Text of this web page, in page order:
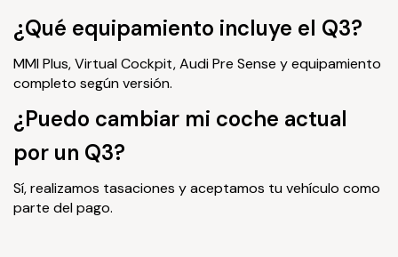
¿Qué equipamiento incluye el Q3?
MMI Plus, Virtual Cockpit, Audi Pre Sense y equipamiento
completo según versión.
¿Puedo cambiar mi coche actual
por un Q3?
Sí, realizamos tasaciones y aceptamos tu vehículo como
parte del pago.